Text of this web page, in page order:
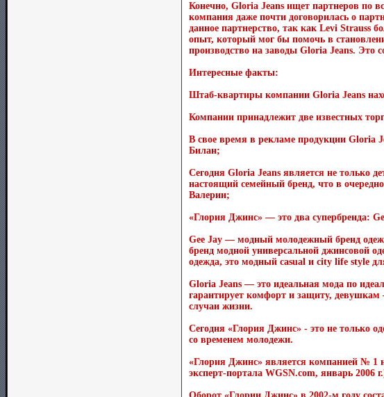
Конечно, Gloria Jeans ищет партнеров по
компания даже почти договорилась о
данное партнерство, так как Levi Strauss
опыт, который мог бы помочь в
производство на заводы Gloria Jeans. Это
Интересные факты:
Штаб-квартиры компании Gloria Jeans
Компании принадлежит две известных
В свое время в рекламе продукции Gloria
Билан;
Сегодня Gloria Jeans является не только
настоящий семейный бренд, что в
Валерии;
«Глория Джинс» — это два супербренда:
Gee Jay — модный молодежный бренд
бренд модной универсальной джинсовой
одежда, это модный сasual и city life style
Gloria Jeans — это идеальная мода по
гарантирует комфорт и защиту,
случаи жизни.
Сегодня «Глория Джинс» - это не только
со временем молодежи.
«Глория Джинс» является компанией № 1
эксперт-портала WGSN.com, январь 2006